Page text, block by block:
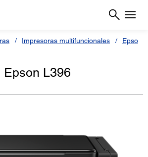
Impresoras multifuncionales Epson L
Epson L396